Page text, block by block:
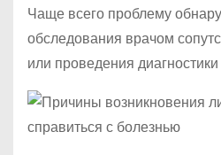
Чаще всего проблему
обследования врачом
или проведения